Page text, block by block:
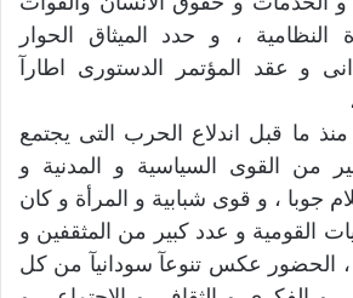
النظامية ، و حدد الميثاق الحوار
و عقد المؤتمر الدستورى اطارآ
ما قبل اندلاع الحرب التى يجتمع
من القوى السياسية و المدنية و
جوبا ، و قوى شبابية و المرأة و كان
القومية و عدد كبير من المثقفين و
، الحضور عكس تنوعآ سودانيآ من كل